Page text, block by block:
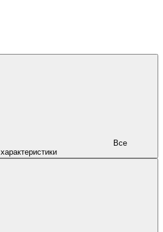
характеристики